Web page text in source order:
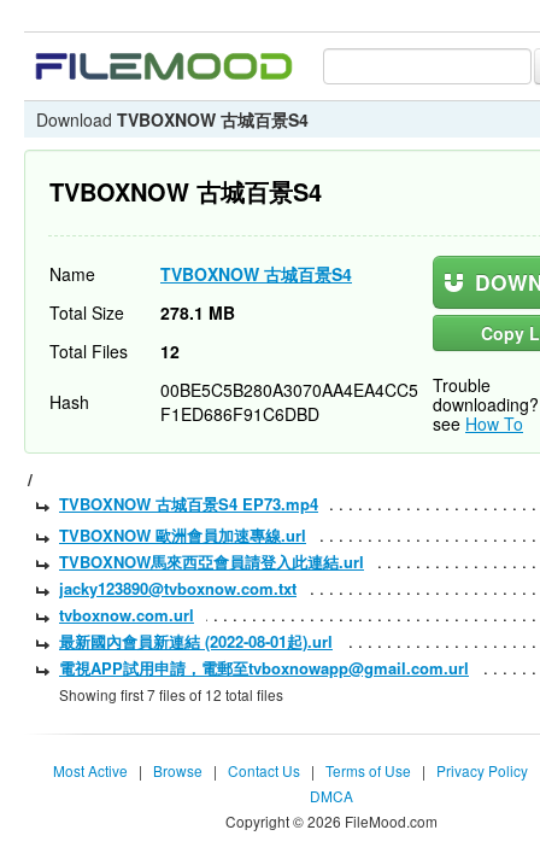
Download TVBOXNOW 古城百景S4
TVBOXNOW 古城百景S4
Name TVBOXNOW 古城百景S4
Copy
Trouble
downloading?
see How To
Total Size
278.1 MB
Total Files
12
Hash
00BE5C5B280A3070AA4EA4CC5
F1ED686F91C6DBD
/
TVBOXNOW 古城百景S4 EP73.mp4
TVBOXNOW 歐洲會員加速專線.url
TVBOXNOW馬來西亞會員請登入此連結.url
jacky123890@tvboxnow.com.txt
tvboxnow.com.url
最新國內會員新連結 (2022-08-01起).url
電視APP試用申請，電郵至tvboxnowapp@gmail.com.url
Showing first 7 files of 12 total files
Most Active | Browse | Contact Us | Terms of Use | Privacy Policy
DMCA
Copyright © 2026 FileMood.com